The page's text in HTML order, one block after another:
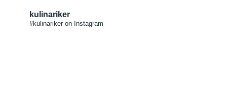
kulinariker
#kulinariker on Instagram